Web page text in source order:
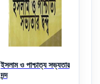
ইসলাম ও পাশ্চাত্য সভ্যতার
দন্দ